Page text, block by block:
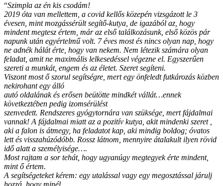
“Szimpla az én kis csodám!
2019 óta van mellettem, a covid kellős közepén vizsgázott le 3
évesen, mint mozgássérült segítő-kutya, de igazából az, hogy
mindent megtesz értem, már az első találkozásunk, első közös pár
napunk után egyértelmű volt. 7 éves most és nincs olyan nap, hogy
ne adnék hálát érte, hogy van nekem. Nem létezik számára olyan
feladat, amit ne maximális lelkesedéssel végezne el. Egyszerűen
szereti a munkát, engem és az életet. Szeret segíteni.
Viszont most ő szorul segítségre, mert egy önfeledt futkározás közben
nekirohant egy álló
autó oldalának és erősen beütötte mindkét vállát…ennek
következtében pedig izomsérülést
szenvedett. Rendszeres gyógytornára van szüksége, mert fájdalmai
vannak! A fájdalmai miatt az a pozitív kutya, akit mindenki szeret ,
aki a falon is átmegy, ha feladatot kap, aki mindig boldog; óvatos
lett és visszahúzódóbb. Rossz látnom, mennyire átalakult ilyen rövid
idő alatt a személyisége….
Most rajtam a sor tehát, hogy ugyanúgy megtegyek érte mindent,
mint ő értem.
A segítségeteket kérem: egy utalással vagy egy megosztással járulj
hozzá, hogy minél